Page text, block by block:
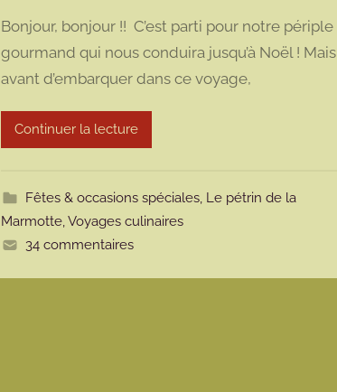
r
m
a
t
e
Bonjour, bonjour !! C’est parti pour notre périple
gourmand qui nous conduira jusqu’à Noël ! Mais
avant d’embarquer dans ce voyage,
Continuer la lecture
Fêtes & occasions spéciales, Le pétrin de la
Marmotte,Voyages culinaires
34 commentaires